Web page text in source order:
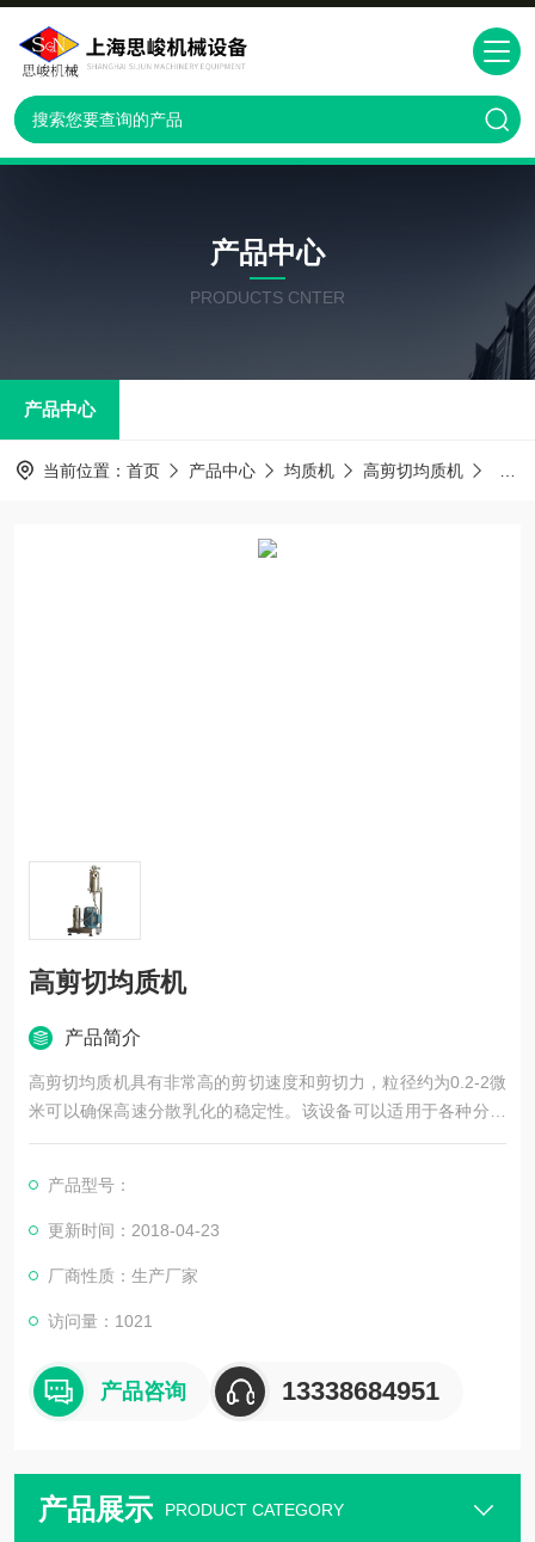
产品中心
PRODUCTS CNTER
产品中心
当前位置： 首页 产品中心 均质机 高剪切均质机
高剪切均质机
产品简介
高剪切均质机具有非常高的剪切速度和剪切力，粒径约为0.2-2微
米可以确保高速分散乳化的稳定性。该设备可以适用于各种分散
乳化工艺，也可用于生产包括对乳状液,悬浮液和胶体的均质混
加，从而使单一分子和宏观分子媒介的分解加速。
产品型号：
更新时间：2018-04-23
厂商性质：生产厂家
访问量：1021
产品咨询 13338684951
产品展示 PRODUCT CATEGORY